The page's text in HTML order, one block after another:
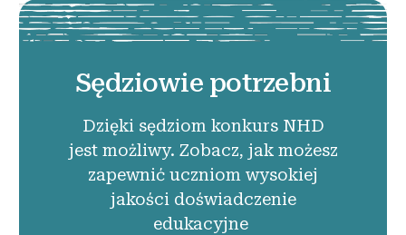
Sędziowie potrzebni
Dzięki sędziom konkurs NHD
jest możliwy. Zobacz, jak możesz
zapewnić uczniom wysokiej
jakości doświadczenie
edukacyjne